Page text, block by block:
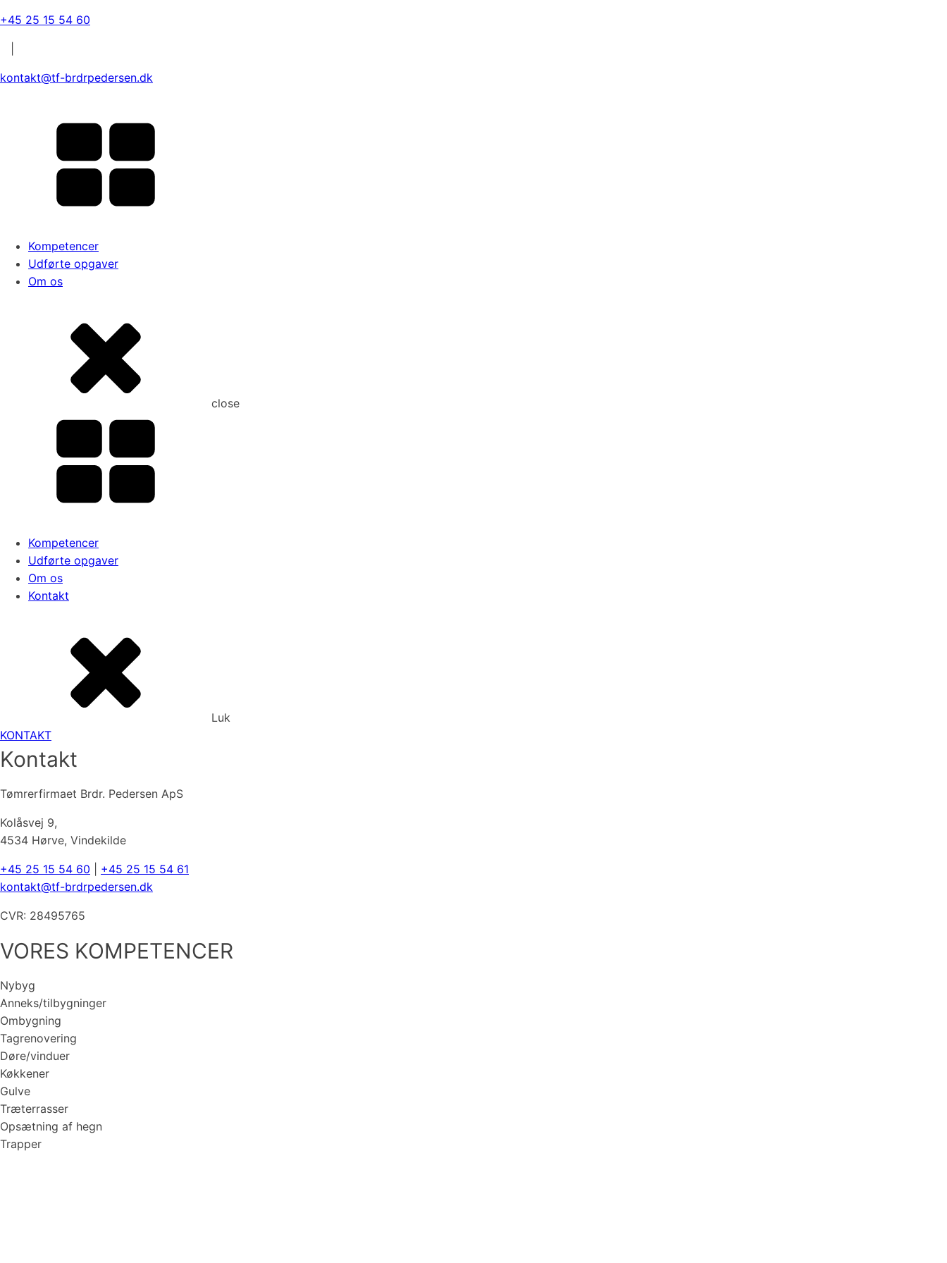
+45 25 15 54 60
kontakt@tf-brdrpedersen.dk
Kompetencer
Udførte opgaver
Om os
close
Kompetencer
Udførte opgaver
Om os
Kontakt
Luk
KONTAKT
Kontakt
Tømrerfirmaet Brdr. Pedersen ApS
Kolåsvej 9,
4534 Hørve, Vindekilde
+45 25 15 54 60
+45 25 15 54 61
kontakt@tf-brdrpedersen.dk
CVR: 28495765
VORES KOMPETENCER
Nybyg
Anneks/tilbygninger
Ombygning
Tagrenovering
Døre/vinduer
Køkkener
Gulve
Træterrasser
Opsætning af hegn
Trapper